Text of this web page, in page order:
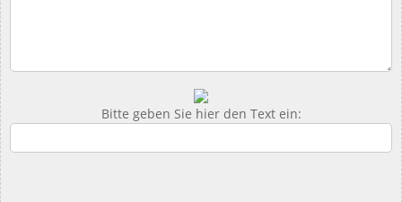
Bitte geben Sie hier den Text ein: